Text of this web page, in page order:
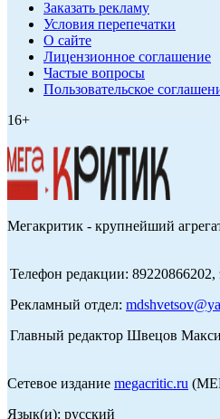
Заказать рекламу
Условия перепечатки
О сайте
Лицензионное соглашение
Частые вопросы
Пользовательское
16+
Мегакритик - крупнейший
Телефон редакции: 89220866202,
Рекламный отдел:
Главный редактор Швецов
Сетевое издание megacritic.ru
Язык(и): русский